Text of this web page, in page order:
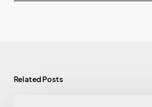
Related Posts